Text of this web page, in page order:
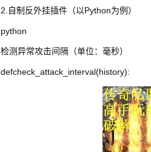
2.自制反外挂插件（以Python为例）
python
检测异常攻击间隔（单位：毫秒）
defcheck_attack_interval(history):